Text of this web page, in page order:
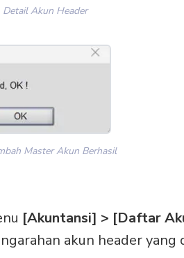
Detail Akun Header
Master Akun Berhasil
[Akuntansi] > [Daftar
akun header